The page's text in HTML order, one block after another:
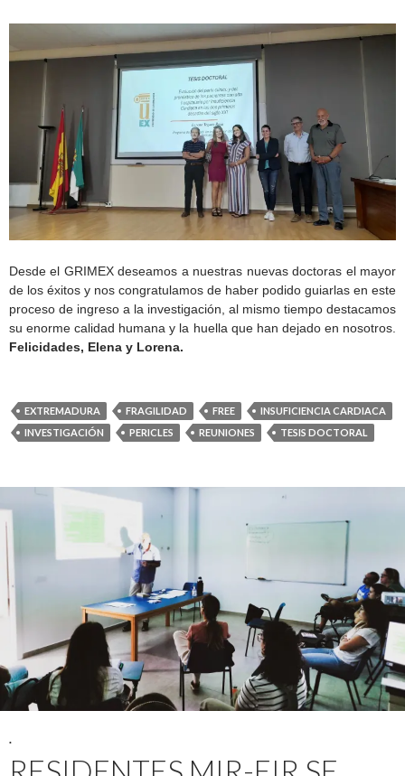
Desde el GRIMEX deseamos a nuestras nuevas doctoras el mayor
de los éxitos y nos congratulamos de haber podido guiarlas en este
proceso de ingreso a la investigación, al mismo tiempo destacamos
su enorme calidad humana y la huella que han dejado en nosotros.
Felicidades, Elena y Lorena.
EXTREMADURA FRAGILIDAD FREE
INSUFICIENCIA CARDIACA
INVESTIGACIÓN
PERICLES REUNIONES TESIS DOCTORAL
.